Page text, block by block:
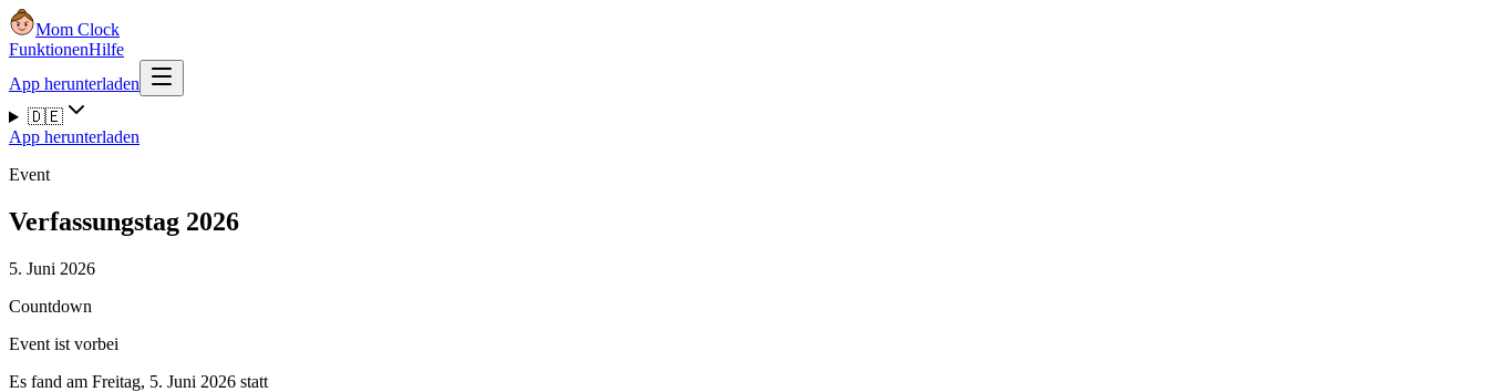
Mom Clock
FunktionenHilfe
App herunterladen
🇩🇪
App herunterladen
Event
Verfassungstag 2026
5. Juni 2026
Countdown
Event ist vorbei
Es fand am Freitag, 5. Juni 2026 statt